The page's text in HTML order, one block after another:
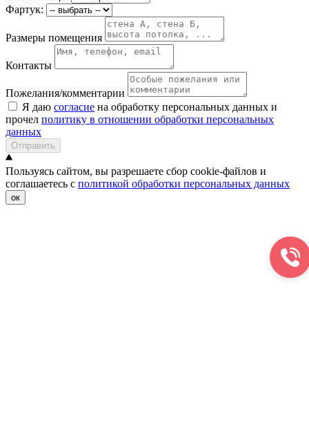
Фартук:
Размеры помещения
Контакты
Пожелания/комментарии
Я даю согласие на обработку персональных данных и
прочел политику в отношении обработки персональных
данных
Отправить
Пользуясь сайтом, вы разрешаете сбор cookie-файлов и
соглашаетесь с политикой обработки персональных данных
ок